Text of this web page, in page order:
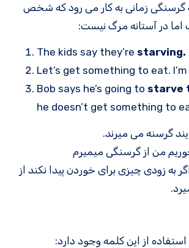
گرسنگی زمانی به کار می رود که شخص
در آستانه مرگ نیست:
The kids say they’re starving.
Let’s get something to eat. I’m
Bob says he’s going to starve
he doesn’t get something to
گرسنه می میرند.
من از گرسنگی میمیرم
به زودی چیزی برای خوردن پیدا نکند از
استفاده از این کلمه وجود دارد: